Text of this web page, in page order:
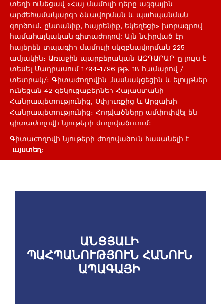
տեղի ունեցավ «Հայ մամուլի դերը ազգային
արժեհամակարգի ձևավորման և պահպանման
գործում․ ընտանիք, հայրենիք, եկեղեցի» խորագրով
համահայկական գիտաժողով: Այն նվիրված էր
հայերեն տպագիր մամուլի սկզբնավորման 225-
ամյակին։ Առաջին պարբերական ԱԶԴԱՐԱՐ-ը լույս է
տեսել Մադրասում 1794-1796 թթ. 18 համարով /
տետրակ/։ Գիտաժողովին մասնակցեցին և ելույթներ
ունեցան 42 զեկուցաբերներ Հայաստանի
Հանրապետությունից, Սփյուռքից և Արցախի
Հանրապետությունից։ Հոդվածները ամփոփվել են
գիտաժողովի նյութերի ժողովածուում։
Գիտաժողովի նյութերի ժողովածուն հասանելի է
այստեղ։
ԱՆՑՅԱԼԻ
ՊԱՀՊԱՆՈՒԹՅՈՒՆ ՀԱՆՈՒՆ
ԱՊԱԳԱՅԻ